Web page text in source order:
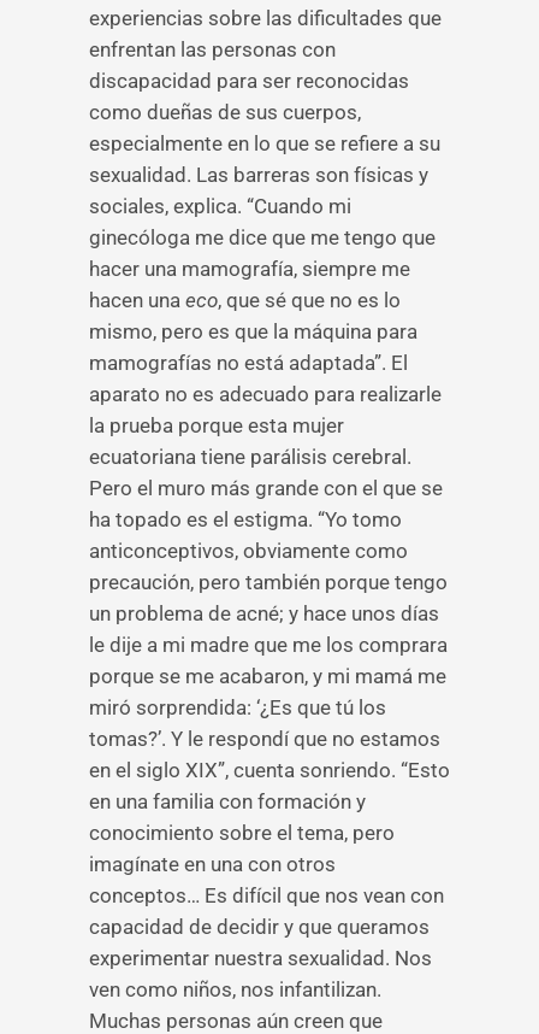
experiencias sobre las dificultades que
enfrentan las personas con
discapacidad para ser reconocidas
como dueñas de sus cuerpos,
especialmente en lo que se refiere a su
sexualidad. Las barreras son físicas y
sociales, explica. “Cuando mi
ginecóloga me dice que me tengo que
hacer una mamografía, siempre me
hacen una eco, que sé que no es lo
mismo, pero es que la máquina para
mamografías no está adaptada”. El
aparato no es adecuado para realizarle
la prueba porque esta mujer
ecuatoriana tiene parálisis cerebral.
Pero el muro más grande con el que se
ha topado es el estigma. “Yo tomo
anticonceptivos, obviamente como
precaución, pero también porque tengo
un problema de acné; y hace unos días
le dije a mi madre que me los comprara
porque se me acabaron, y mi mamá me
miró sorprendida: ‘¿Es que tú los
tomas?’. Y le respondí que no estamos
en el siglo XIX”, cuenta sonriendo. “Esto
en una familia con formación y
conocimiento sobre el tema, pero
imagínate en una con otros
conceptos… Es difícil que nos vean con
capacidad de decidir y que queramos
experimentar nuestra sexualidad. Nos
ven como niños, nos infantilizan.
Muchas personas aún creen que